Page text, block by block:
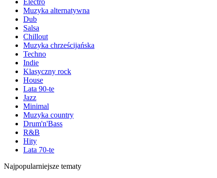
Electro
Muzyka alternatywna
Dub
Salsa
Chillout
Muzyka chrześcijańska
Techno
Indie
Klasyczny rock
House
Lata 90-te
Jazz
Minimal
Muzyka country
Drum'n'Bass
R&B
Hity
Lata 70-te
Najpopularniejsze tematy